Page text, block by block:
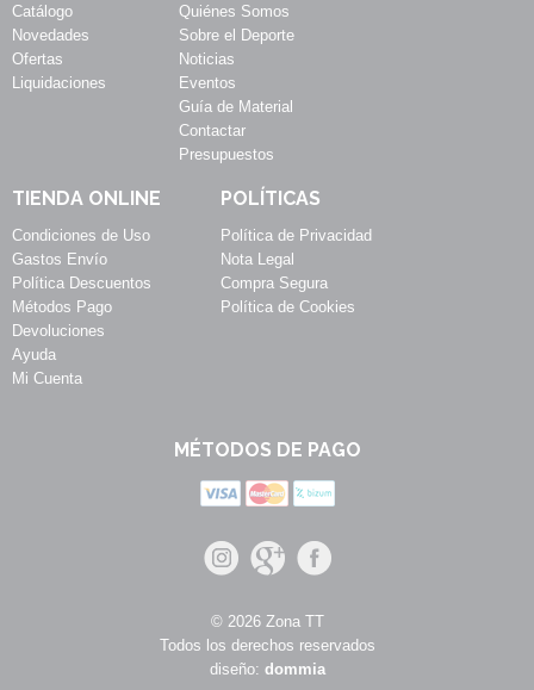
Catálogo
Novedades
Ofertas
Liquidaciones
Quiénes Somos
Sobre el Deporte
Noticias
Eventos
Guía de Material
Contactar
Presupuestos
TIENDA ONLINE
Condiciones de Uso
Gastos Envío
Política Descuentos
Métodos Pago
Devoluciones
Ayuda
Mi Cuenta
POLÍTICAS
Política de Privacidad
Nota Legal
Compra Segura
Política de Cookies
MÉTODOS DE PAGO
© 2026 Zona TT
Todos los derechos reservados
diseño: dommia